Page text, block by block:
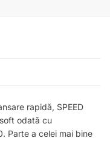
rapidă, SPEED
odată cu
Parte a celei mai bine